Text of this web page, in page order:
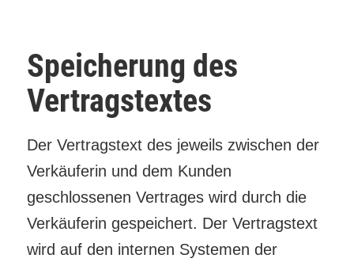
Speicherung des
Vertragstextes
Der Vertragstext des jeweils zwischen der
Verkäuferin und dem Kunden
geschlossenen Vertrages wird durch die
Verkäuferin gespeichert. Der Vertragstext
wird auf den internen Systemen der